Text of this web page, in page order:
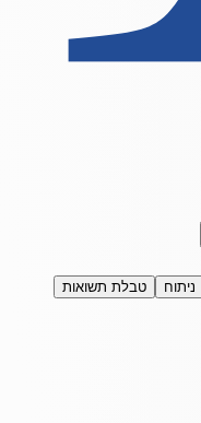
ניתוח
טבלת תשואות